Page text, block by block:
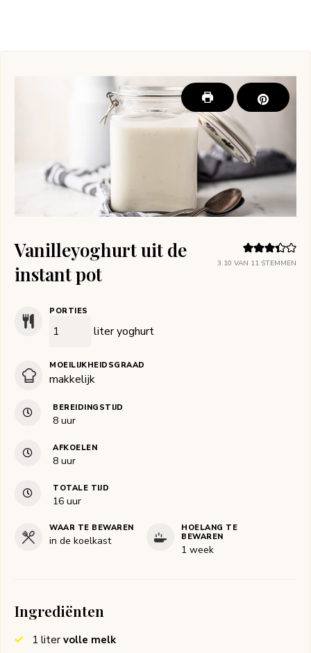
3.10 VAN 11 STEMMEN
Vanilleyoghurt uit de
instant pot
PORTIES
liter yoghurt
MOEILIJKHEIDSGRAAD
makkelijk
BEREIDINGSTIJD
8uur
uur
AFKOELEN
8uur
uur
TOTALE TIJD
16uur
uur
WAAR TE BEWAREN
in de koelkast
HOELANG TE
BEWAREN
1 week
Ingrediënten
1 liter volle melk